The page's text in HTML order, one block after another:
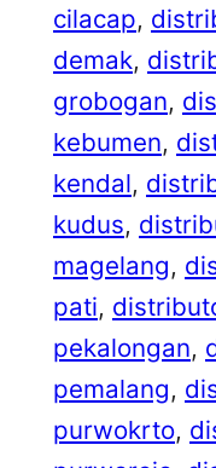
cilacap,
demak,
grobogan,
kebumen,
kendal,
kudus,
magelang,
pati,
pekalongan,
pemalang,
purwokrto,